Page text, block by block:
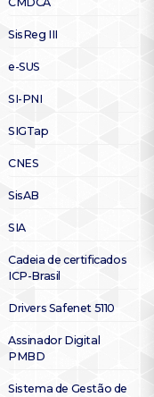
SisReg III
e-SUS
SI-PNI
SIGTap
CNES
SisAB
SIA
Cadeia de certificados
ICP-Brasil
Drivers Safenet 5110
Assinador Digital
PMBD
Sistema de Gestão de